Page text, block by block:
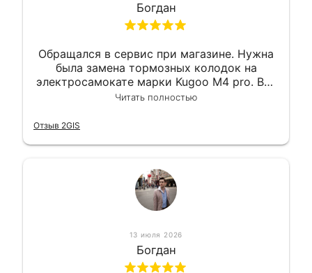
Богдан
Обращался в сервис при магазине. Нужна
была замена тормозных колодок на
электросамокате марки Kugoo M4 pro. Всё
сделали в лучшем виде и в максимально
гарантии, поэтому и обратился в этот
Читать полностью
Отзыв 2GIS
13 июля 2026
Богдан